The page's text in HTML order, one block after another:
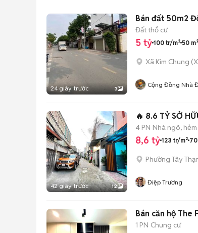
24 giây trước 3
Bán đất 50m2
Đất thổ cư
5 tỷ 100 tr/m² 50 m²
Xã Kim Chung (
Cộng Đồng Nhà
42 giây trước 12
🔥 8.6 TỶ SỞ
4 PN Nhà ngõ, hẻm
8,6 tỷ 123 tr/m² 70
Phường Tây
Điệp Trương
Bán căn hộ
1 PN Chung cư